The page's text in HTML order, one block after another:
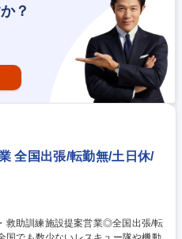
の出張検査対応にも同行していただ
イン業務：放水試験・検査データ整
職種 八王子【消防
内シェア2位/未経験可
？
全国出張/転勤無/土日休/